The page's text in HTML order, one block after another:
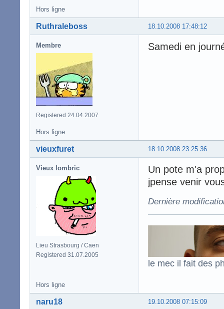
Hors ligne
18.10.2008 17:48:12
Ruthraleboss
Membre
Registered 24.04.2007
Samedi en
Hors ligne
18.10.2008 23:25:36
vieuxfuret
Vieux lombric
Lieu Strasbourg / Caen
Registered 31.07.2005
Un pote m'a
jpense venir
Dernière
le mec il fait des
Hors ligne
19.10.2008 07:15:09
naru18